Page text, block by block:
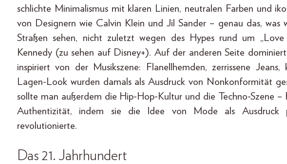
schlichte Minimalismus mit klaren Linien, neutralen Farben und
von Designern wie Calvin Klein und Jil Sander – genau das, was
Straßen sehen, nicht zuletzt wegen des Hypes rund um
Kennedy (zu sehen auf Disney+). Auf der anderen Seite
inspiriert von der Musikszene: Flanellhemden, zerrissene
Lagen-Look wurden damals als Ausdruck von Nonkonformität
sollte man außerdem die Hip-Hop-Kultur und die Techno-Szene –
Authentizität, indem sie die Idee von Mode als Ausdruck
revolutionierte.
Das 21. Jahrhundert